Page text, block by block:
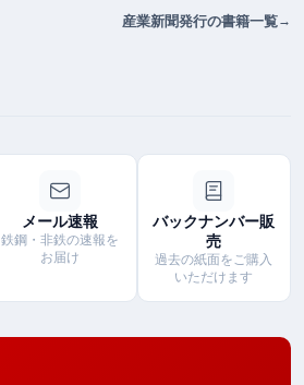
産業新聞発行の書籍一覧
メール速報
鉄鋼・非鉄の速報を
お届け
バックナンバー販
売
過去の紙面をご購入
いただけます